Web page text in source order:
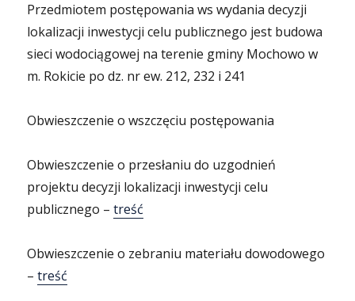
Przedmiotem postępowania ws wydania decyzji
lokalizacji inwestycji celu publicznego jest budowa
sieci wodociągowej na terenie gminy Mochowo w
m. Rokicie po dz. nr ew. 212, 232 i 241
Obwieszczenie o wszczęciu postępowania
Obwieszczenie o przesłaniu do uzgodnień
projektu decyzji lokalizacji inwestycji celu
publicznego –treść
Obwieszczenie o zebraniu materiału dowodowego
–treść